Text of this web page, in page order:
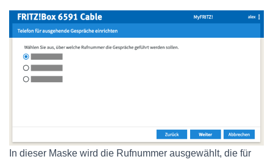
In dieser Maske wird die Rufnummer ausgewählt, die für